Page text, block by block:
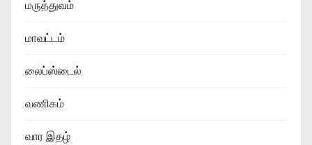
மருத்துவம்
மாவட்டம்
லைப்ஸ்டைல்
வணிகம்
வார இதழ்